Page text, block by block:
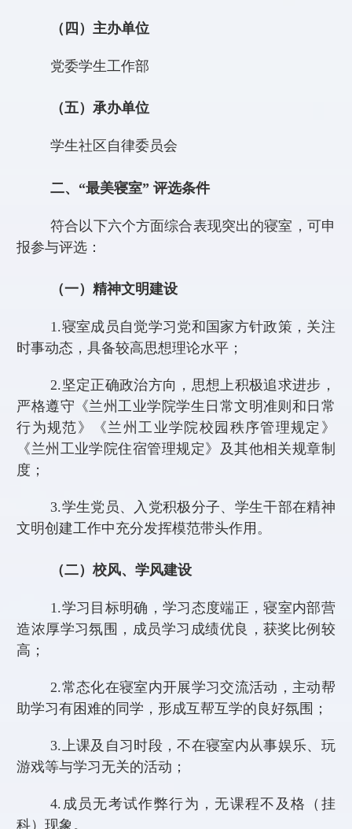
（四）主办单位
党委学生工作部
（五）承办单位
学生社区自律委员会
二、 “最美寝室” 评选条件
符合以下六个方面综合表现突出的寝室，可申
报参与评选：
（一）精神文明建设
1.寝室成员自觉学习党和国家方针政策，关注
时事动态，具备较高思想理论水平；
2.坚定正确政治方向，思想上积极追求进步，
严格遵守《兰州工业学院学生日常文明准则和日常
行为规范》《兰州工业学院校园秩序管理规定》
《兰州工业学院住宿管理规定》及其他相关规章制
度；
3.学生党员、入党积极分子、学生干部在精神
文明创建工作中充分发挥模范带头作用。
（二）校风、学风建设
1.学习目标明确，学习态度端正，寝室内部营
造浓厚学习氛围，成员学习成绩优良，获奖比例较
高；
2.常态化在寝室内开展学习交流活动，主动帮
助学习有困难的同学，形成互帮互学的良好氛围；
3.上课及自习时段，不在寝室内从事娱乐、玩
游戏等与学习无关的活动；
4. 成员无考试作弊行为，无课程不及格（挂
科）现象。